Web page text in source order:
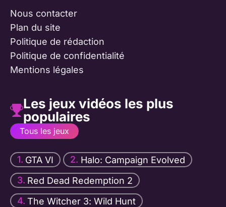
Nous contacter
Plan du site
Politique de rédaction
Politique de confidentialité
Mentions légales
Les jeux vidéos les plus
populaires
Tous les jeux
GTA VI
Halo: Campaign Evolved
Red Dead Redemption 2
The Witcher 3: Wild Hunt